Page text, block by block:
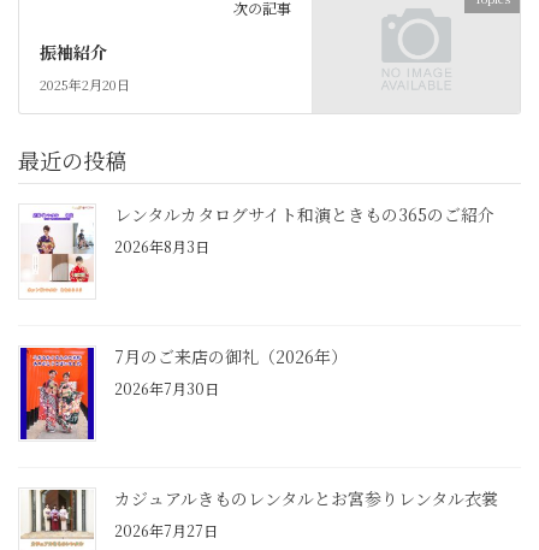
次の記事
振袖紹介
2025年2月20日
最近の投稿
レンタルカタログサイト和演ときもの365のご紹介
2026年8月3日
7月のご来店の御礼（2026年）
2026年7月30日
カジュアルきものレンタルとお宮参りレンタル衣裳
2026年7月27日